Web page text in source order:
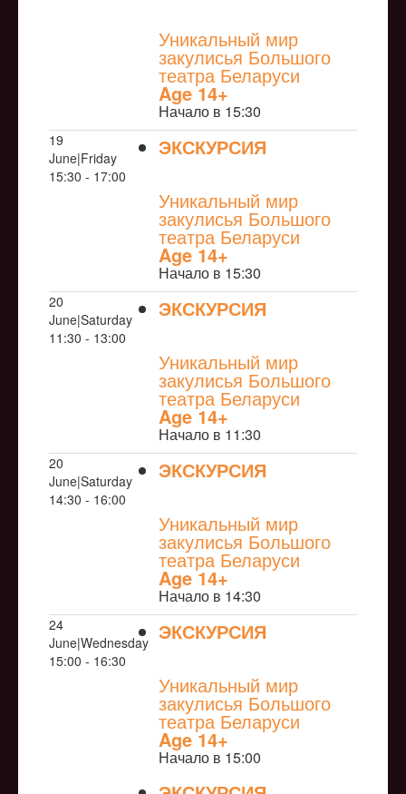
Уникальный мир
закулисья Большого
театра Беларуси
Age 14+
Начало в 15:30
19
June|Friday
15:30 - 17:00
ЭКСКУРСИЯ
Уникальный мир
закулисья Большого
театра Беларуси
Age 14+
Начало в 15:30
20
June|Saturday
11:30 - 13:00
ЭКСКУРСИЯ
Уникальный мир
закулисья Большого
театра Беларуси
Age 14+
Начало в 11:30
20
June|Saturday
14:30 - 16:00
ЭКСКУРСИЯ
Уникальный мир
закулисья Большого
театра Беларуси
Age 14+
Начало в 14:30
24
June|Wednesday
15:00 - 16:30
ЭКСКУРСИЯ
Уникальный мир
закулисья Большого
театра Беларуси
Age 14+
Начало в 15:00